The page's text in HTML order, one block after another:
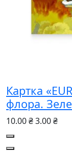
Картка
флора.
10.00 ₴3.00 ₴